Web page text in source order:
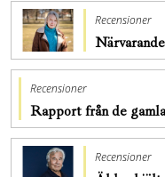
Recensioner
Recensioner
Rapport från de
Recensioner